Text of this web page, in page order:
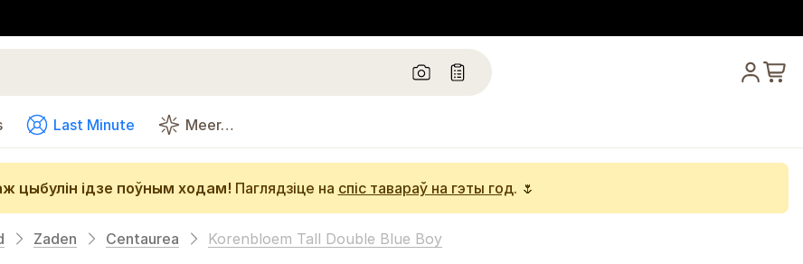
Last Minute Meer…
цыбулін ідзе поўным ходам! Паглядзіце на спіс тавараў на гэты год. 🌷
Zaden Centaurea Korenbloem Tall Double Blue Boy